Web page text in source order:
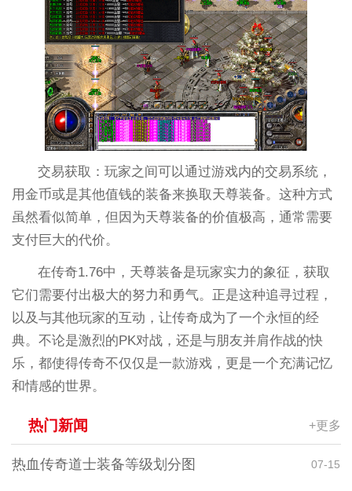
交易获取：玩家之间可以通过游戏内的交易系统，
用金币或是其他值钱的装备来换取天尊装备。这种方式
虽然看似简单，但因为天尊装备的价值极高，通常需要
支付巨大的代价。
在传奇1.76中，天尊装备是玩家实力的象征，获取
它们需要付出极大的努力和勇气。正是这种追寻过程，
以及与其他玩家的互动，让传奇成为了一个永恒的经
典。不论是激烈的PK对战，还是与朋友并肩作战的快
乐，都使得传奇不仅仅是一款游戏，更是一个充满记忆
和情感的世界。
热门新闻 +更多
热血传奇道士装备等级划分图 07-15